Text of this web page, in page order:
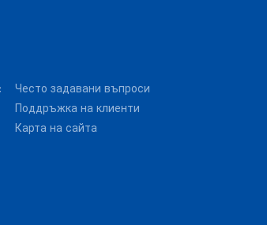
Често задавани въпроси
Поддръжка на клиенти
Карта на сайта